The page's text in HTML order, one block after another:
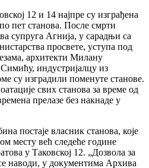
12 и 14 најпре су изграђена
пет станова. После смрти
супруга Агнија, у сарадњи са
просвете, уступа под
архитекти Милану
индустријалцу из
су изградили поменуте станове.
свих станова за време од
прелазе без накнаде у
постаје власник станова, које
месту већ следеће године
у Таковској 12. „Дозвола за
наводи, у документима Архива